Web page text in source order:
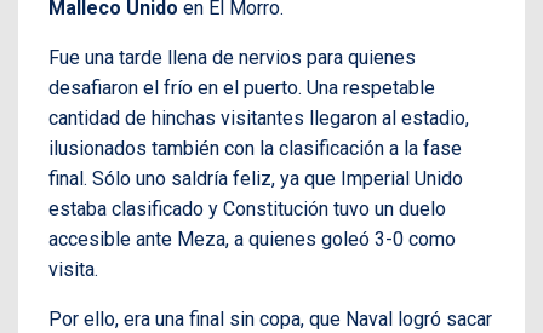
Malleco Unido en El Morro.
Fue una tarde llena de nervios para quienes
desafiaron el frío en el puerto. Una respetable
cantidad de hinchas visitantes llegaron al estadio,
ilusionados también con la clasificación a la fase
final. Sólo uno saldría feliz, ya que Imperial Unido
estaba clasificado y Constitución tuvo un duelo
accesible ante Meza, a quienes goleó 3-0 como
visita.
Por ello, era una final sin copa, que Naval logró sacar